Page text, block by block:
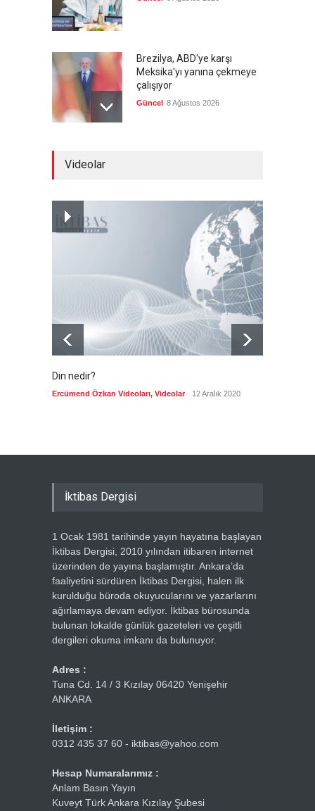
Brezilya, ABD'ye karşı
Meksika'yı yanına çekmeye
çalışıyor
Güncel 8 Ağustos 2026
Bölge İnsanını "Namaz Kılan
ABD Askeri" Yapma Paktı
Şükrü Hüseyinoğlu,
YAZARLAR
8 Ağustos 2026
Videolar
Din nedir?
Ercümend Özkan Videoları, Videolar 12 Aralık 2020
İktibas Dergisi
1 Ocak 1981 tarihinde yayın hayatına başlayan
İktibas Dergisi, 2010 yılından itibaren internet
üzerinden de yayına başlamıştır. Ankara’da
faaliyetini sürdüren İktibas Dergisi, halen ilk
kurulduğu büroda okuyucularını ve yazarlarını
ağırlamaya devam ediyor. İktibas bürosunda
bulunan lokalde günlük gazeteleri ve çeşitli
dergileri okuma imkanı da bulunuyor.
Adres :
Tuna Cd. 14 / 3 Kızılay 06420 Yenişehir
ANKARA
İletişim :
0312 435 37 60 - iktibas@yahoo.com
Hesap Numaralarımız :
Anlam Basın Yayın
Kuveyt Türk Ankara Kızılay Şubesi